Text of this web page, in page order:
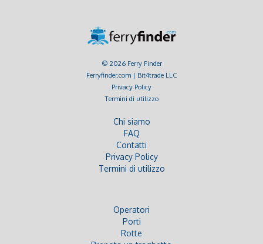
© 2026 Ferry Finder
Ferryfinder.com | Bit4trade LLC
Privacy Policy
Termini di utilizzo
Chi siamo
FAQ
Contatti
Privacy Policy
Termini di utilizzo
Operatori
Porti
Rotte